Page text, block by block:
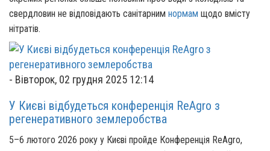
свердловин не відповідають санітарним нормам щодо вмісту
нітратів.
- Вівторок, 02 грудня 2025 12:14
У Києві відбудеться конференція ReAgro з
регенеративного землеробства
5–6 лютого 2026 року у Києві пройде Конференція ReAgro,